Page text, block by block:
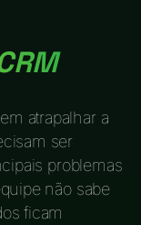
atrapalhar a
ser
problemas
não sabe
ficam